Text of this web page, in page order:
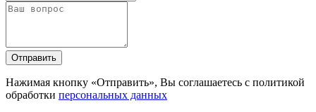
Отправить
Нажимая кнопку «Отправить», Вы соглашаетесь с политикой
обработки персональных данных